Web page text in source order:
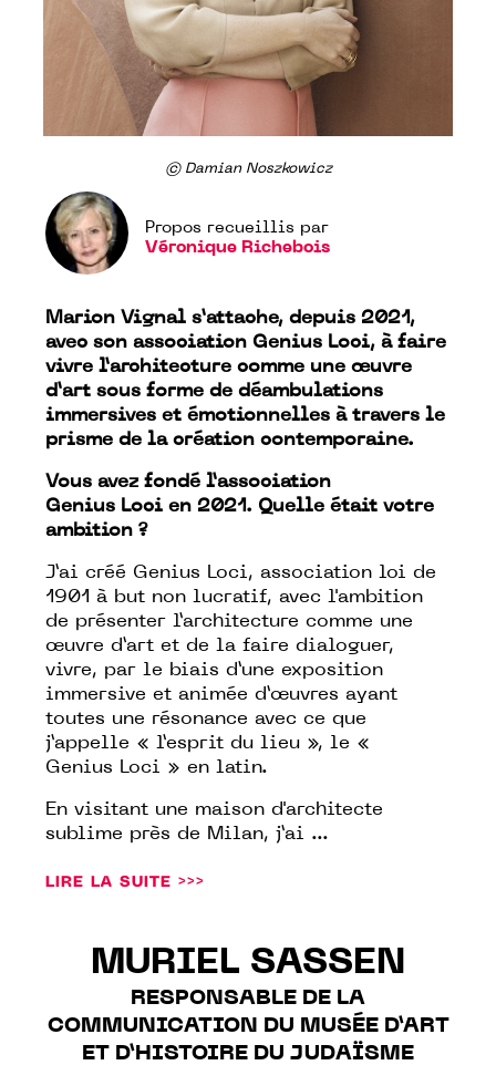
© Damian Noszkowicz
Propos recueillis par
Véronique Richebois
Marion Vignal s’attache, depuis 2021,
avec son association Genius Loci, à faire
vivre l’architecture comme une œuvre
d’art sous forme de déambulations
immersives et émotionnelles à travers le
prisme de la création contemporaine.
Vous avez fondé l’association
Genius Loci en 2021. Quelle était votre
ambition ?
J’ai créé Genius Loci, association loi de
1901 à but non lucratif, avec l'ambition
de présenter l’architecture comme une
œuvre d’art et de la faire dialoguer,
vivre, par le biais d’une exposition
immersive et animée d’œuvres ayant
toutes une résonance avec ce que
j’appelle « l’esprit du lieu », le «
Genius Loci » en latin.
En visitant une maison d'architecte
sublime près de Milan, j’ai ...
LIRE LA SUITE >>>
MURIEL SASSEN
RESPONSABLE DE LA
COMMUNICATION DU MUSÉE D’ART
ET D’HISTOIRE DU JUDAÏSME